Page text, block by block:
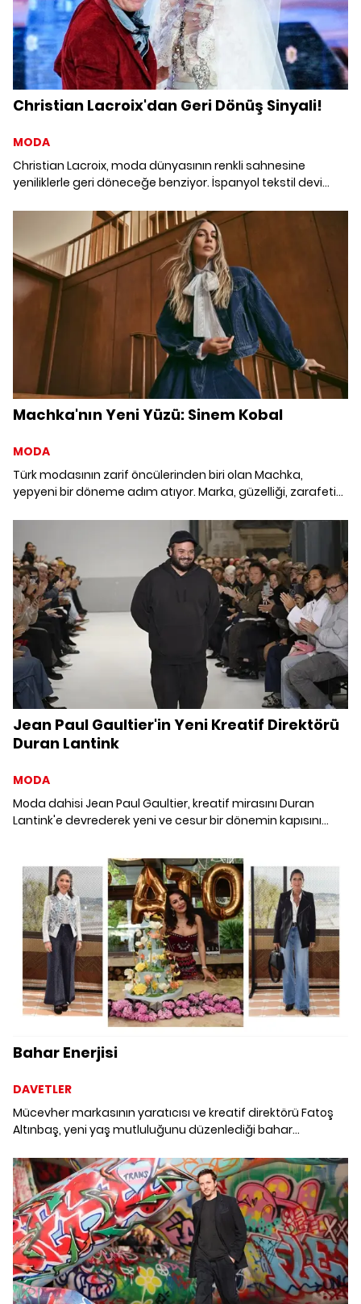
Christian Lacroix'dan Geri Dönüş Sinyali!
MODA
Christian Lacroix, moda dünyasının renkli sahnesine
yeniliklerle geri döneceğe benziyor. İspanyol tekstil devi
alarak, bu ikonik markanın yeni bir çağa adım atmasına
öncülük ediyor.
Machka'nın Yeni Yüzü: Sinem Kobal
MODA
Türk modasının zarif öncülerinden biri olan Machka,
yepyeni bir döneme adım atıyor. Marka, güzelliği, zarafeti
yaparak yolculuğunu taçlandırıyor.
Jean Paul Gaultier'in Yeni Kreatif Direktörü
Duran Lantink
MODA
Moda dahisi Jean Paul Gaultier, kreatif mirasını Duran
Lantink'e devrederek yeni ve cesur bir dönemin kapısını
Bahar Enerjisi
DAVETLER
Mücevher markasının yaratıcısı ve kreatif direktörü Fatoş
Altınbaş, yeni yaş mutluluğunu düzenlediği bahar
beğenilen koleksiyonlarından özel tasarımlar da
sergilenerek, konukların beğenisini sunuldu.